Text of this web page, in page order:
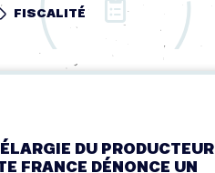
FISCALITÉ
DU PRODUCTEUR
FRANCE DÉNONCE UN